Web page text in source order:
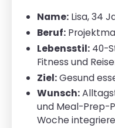
Name:Lisa, 34
Beruf:
Lebensstil:40-
Fitness und
Ziel:Gesund
Wunsch:
und Meal-Prep-
Woche